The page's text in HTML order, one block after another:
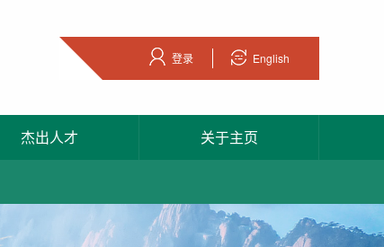
登录 English
杰出人才 关于主页